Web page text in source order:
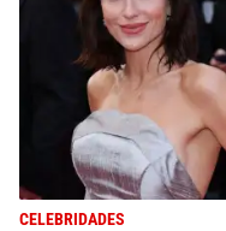
CELEBRIDADES